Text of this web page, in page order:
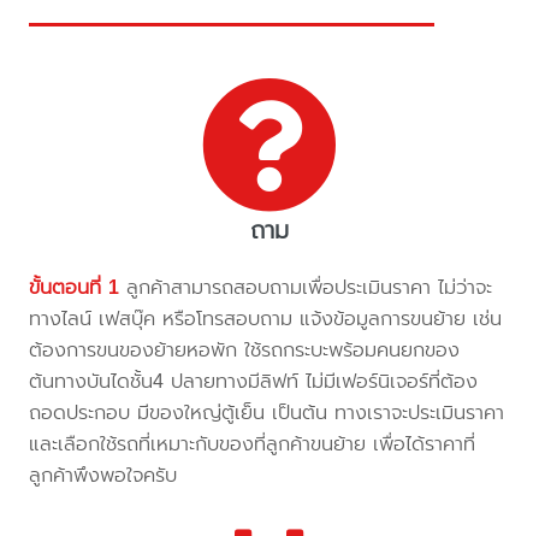
ถาม
ขั้นตอนที่ 1 ลูกค้าสามารถสอบถามเพื่อประเมินราคา ไม่ว่าจะ
ทางไลน์ เฟสบุ๊ค หรือโทรสอบถาม แจ้งข้อมูลการขนย้าย เช่น
ต้องการขนของย้ายหอพัก ใช้รถกระบะพร้อมคนยกของ
ต้นทางบันไดชั้น4 ปลายทางมีลิฟท์ ไม่มีเฟอร์นิเจอร์ที่ต้อง
ถอดประกอบ มีของใหญ่ตู้เย็น เป็นต้น ทางเราจะประเมินราคา
และเลือกใช้รถที่เหมาะกับของที่ลูกค้าขนย้าย เพื่อได้ราคาที่
ลูกค้าพึงพอใจครับ